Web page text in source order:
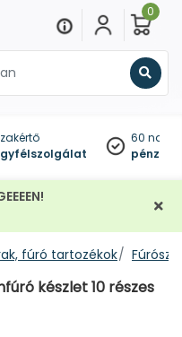
0
60
fúró tartozékok
készlet 10 részes